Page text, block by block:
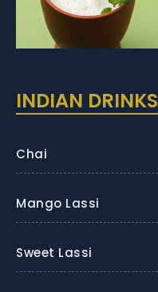
INDIAN DRINKS
Chai
Mango Lassi
Sweet Lassi